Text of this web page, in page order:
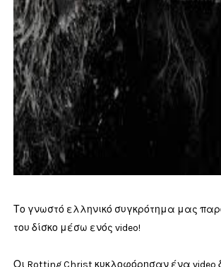
Το γνωστό ελληνικό συγκρότημα μας
του δίσκο μέσω ενός video!
Οι Rotting Christ κυκλοφόρησαν ένα video